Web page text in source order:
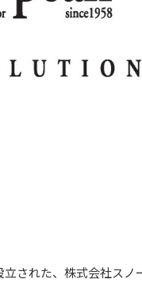
された、株式会社スノ